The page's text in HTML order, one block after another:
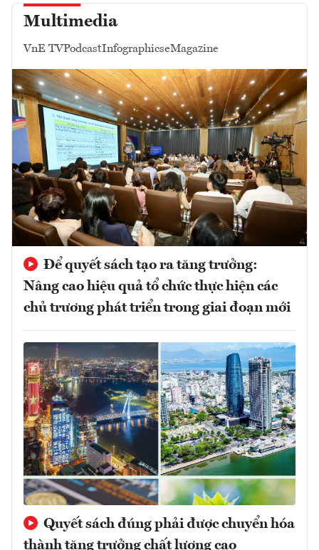
Multimedia
VnE TVPodcastInfographicseMagazine
Để quyết sách tạo ra tăng trưởng:
Nâng cao hiệu quả tổ chức thực hiện các
chủ trương phát triển trong giai đoạn mới
Quyết sách đúng phải được chuyển hóa
thành tăng trưởng chất lượng cao